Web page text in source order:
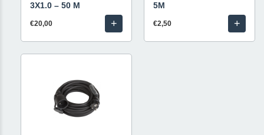
3X1.0 – 50 M
€20,00 +
5M
€2,50 +